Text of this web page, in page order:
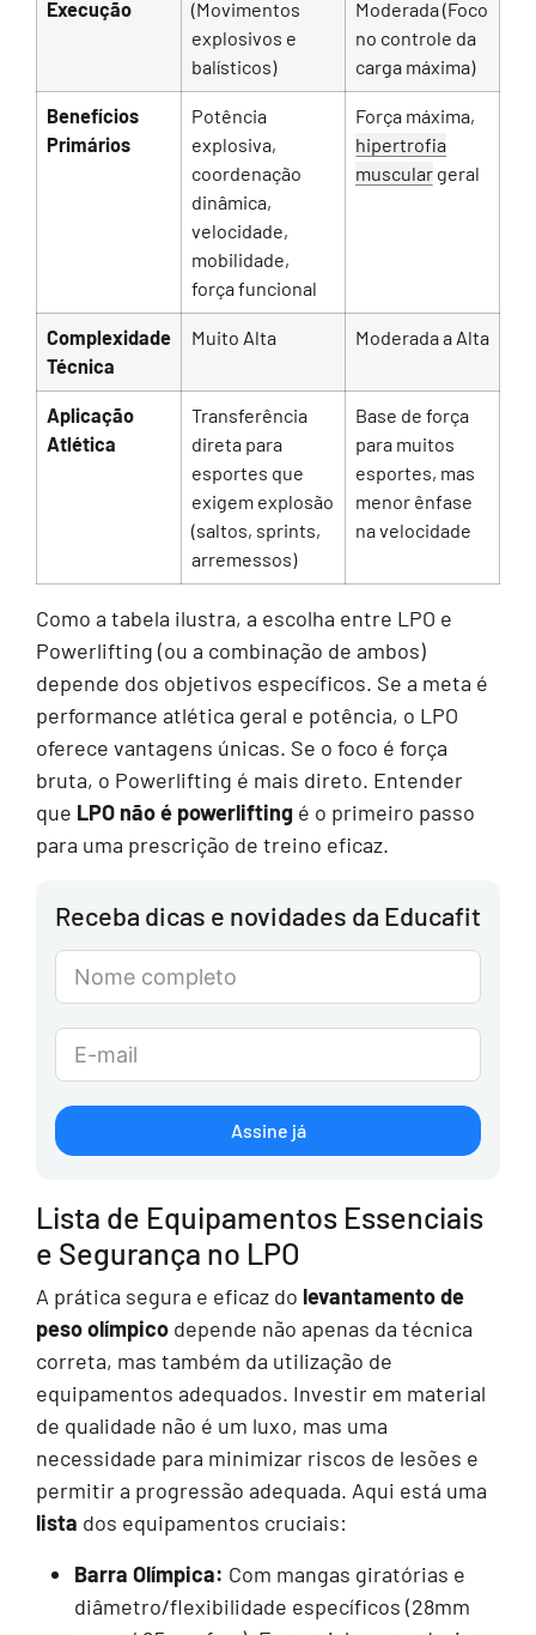
Execução
(Movimentos
explosivos e
balísticos)
Moderada (Foco
no controle da
carga máxima)
Benefícios
Primários
Potência
explosiva,
coordenação
dinâmica,
velocidade,
mobilidade,
força funcional
Força máxima,
hipertrofia
muscular geral
Complexidade
Técnica
Muito Alta Moderada a Alta
Aplicação
Atlética
Transferência
direta para
esportes que
exigem explosão
(saltos, sprints,
arremessos)
Base de força
para muitos
esportes, mas
menor ênfase
na velocidade
Como a tabela ilustra, a escolha entre LPO e
Powerlifting (ou a combinação de ambos)
depende dos objetivos específicos. Se a meta é
performance atlética geral e potência, o LPO
oferece vantagens únicas. Se o foco é força
bruta, o Powerlifting é mais direto. Entender
que LPO não é powerlifting é o primeiro passo
para uma prescrição de treino eficaz.
Receba dicas e novidades da Educafit
Assine já
Lista de Equipamentos Essenciais
e Segurança no LPO
A prática segura e eficaz do levantamento de
peso olímpico depende não apenas da técnica
correta, mas também da utilização de
equipamentos adequados. Investir em material
de qualidade não é um luxo, mas uma
necessidade para minimizar riscos de lesões e
permitir a progressão adequada. Aqui está uma
lista dos equipamentos cruciais:
Barra Olímpica: Com mangas giratórias e
diâmetro/flexibilidade específicos (28mm